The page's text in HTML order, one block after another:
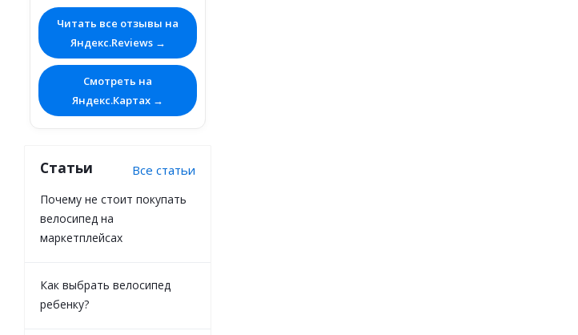
Читать все отзывы на
Яндекс.Reviews →
Смотреть на
Яндекс.Картах →
Статьи Все статьи
Почему не стоит покупать
велосипед на
маркетплейсах
Как выбрать велосипед
ребенку?